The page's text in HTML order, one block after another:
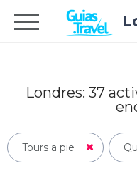
Londres: 37
Tours a pie